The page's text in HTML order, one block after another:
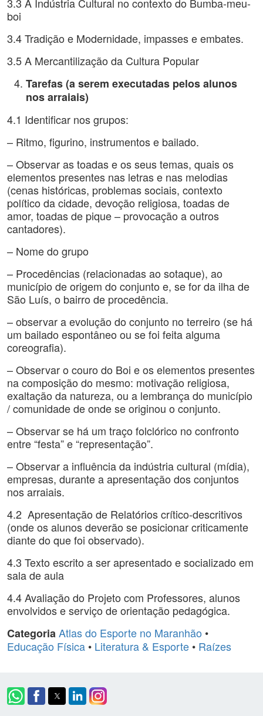
boi
3.4 Tradição e Modernidade, impasses e embates.
3.5 A Mercantilização da Cultura Popular
Tarefas (a serem executadas pelos alunos
nos arraiais)
4.1 Identificar nos grupos:
– Ritmo, figurino, instrumentos e bailado.
– Observar as toadas e os seus temas, quais os
elementos presentes nas letras e nas melodias
(cenas históricas, problemas sociais, contexto
político da cidade, devoção religiosa, toadas de
amor, toadas de pique – provocação a outros
cantadores).
– Nome do grupo
– Procedências (relacionadas ao sotaque), ao
município de origem do conjunto e, se for da ilha de
São Luís, o bairro de procedência.
– observar a evolução do conjunto no terreiro (se há
um bailado espontâneo ou se foi feita alguma
coreografia).
– Observar o couro do Boi e os elementos presentes
na composição do mesmo: motivação religiosa,
exaltação da natureza, ou a lembrança do município
/ comunidade de onde se originou o conjunto.
– Observar se há um traço folclórico no confronto
entre “festa” e “representação”.
– Observar a influência da indústria cultural (mídia),
empresas, durante a apresentação dos conjuntos
nos arraiais.
4.2 Apresentação de Relatórios crítico-descritivos
(onde os alunos deverão se posicionar criticamente
diante do que foi observado).
4.3 Texto escrito a ser apresentado e socializado em
sala de aula
4.4 Avaliação do Projeto com Professores, alunos
envolvidos e serviço de orientação pedagógica.
CategoriaAtlas do Esporte no Maranhão •
Educação Física • Literatura & Esporte • Raízes